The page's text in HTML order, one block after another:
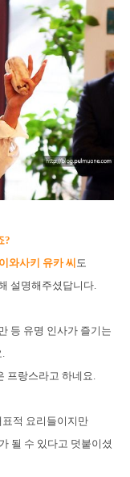
?
와사키 유카 씨 도
설명해주셨답니다.
등 유명 인사가 즐기는
.
프랑스라고 하네요.
적 요리들이지만
될 수 있다고 덧붙이셨